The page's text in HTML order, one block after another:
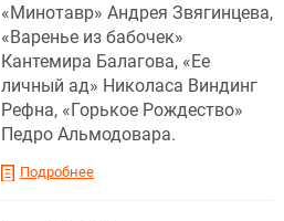
«Минотавр» Андрея Звягинцева,
«Варенье из бабочек»
Кантемира Балагова, «Ее
личный ад» Николаса Виндинг
Рефна, «Горькое Рождество»
Педро Альмодовара.
Подробнее